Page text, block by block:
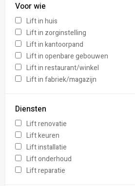
Voor wie
Lift in huis
Lift in zorginstelling
Lift in kantoorpand
Lift in openbare gebouwen
Lift in restaurant/winkel
Lift in fabriek/magazijn
Diensten
Lift renovatie
Lift keuren
Lift installatie
Lift onderhoud
Lift reparatie